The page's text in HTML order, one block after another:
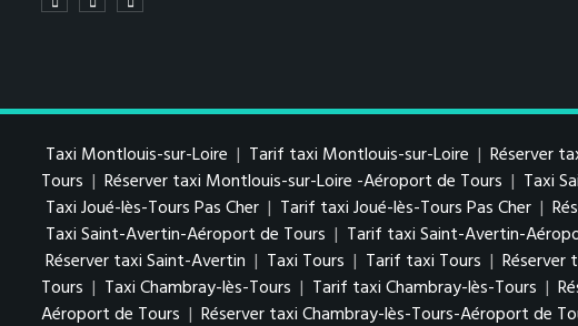
Taxi Montlouis-sur-Loire | Tarif taxi Montlouis-sur-Loire | Réserver
Tours | Réserver taxi Montlouis-sur-Loire -Aéroport de Tours | Taxi
Taxi Joué-lès-Tours Pas Cher | Tarif taxi Joué-lès-Tours Pas Cher |
Taxi Saint-Avertin-Aéroport de Tours | Tarif taxi Saint-Avertin-
Réserver taxi Saint-Avertin | Taxi Tours | Tarif taxi Tours | Réserver
Tours | Taxi Chambray-lès-Tours | Tarif taxi Chambray-lès-Tours |
Aéroport de Tours | Réserver taxi Chambray-lès-Tours-Aéroport de